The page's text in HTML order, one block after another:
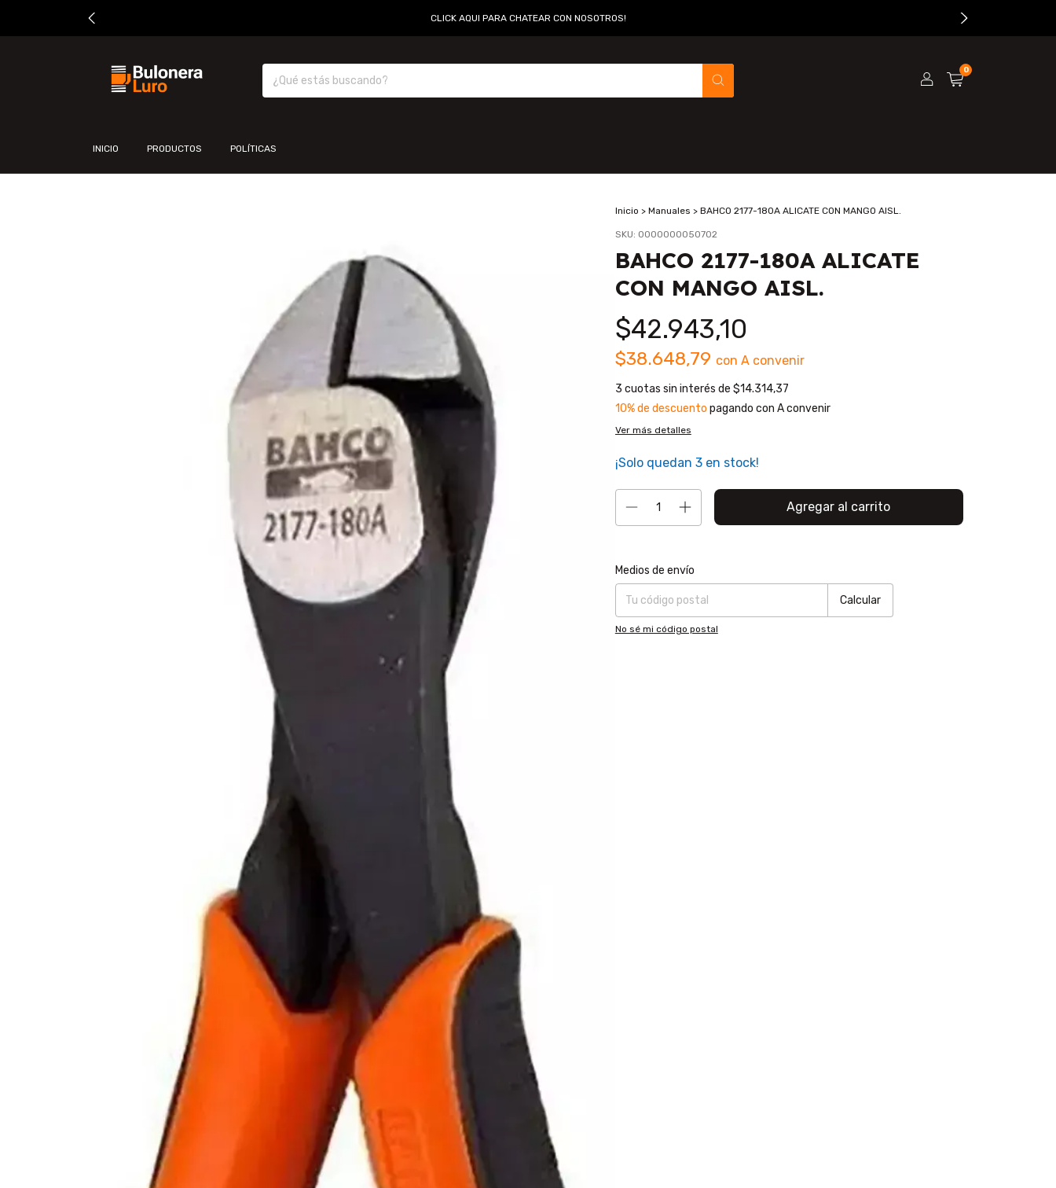
CLICK AQUI PARA CHATEAR CON NOSOTROS!
0
INICIO PRODUCTOS POLÍTICAS
Inicio > Manuales > BAHCO 2177-180A ALICATE CON MANGO AISL.
SKU: 0000000050702
BAHCO 2177-180A ALICATE
CON MANGO AISL.
$42.943,10
$38.648,79 con A convenir
3 cuotas sin interés de $14.314,37
10% de descuento pagando con A convenir
Ver más detalles
¡Solo quedan 3en stock!
Entregas para el CP:
Medios de envío
Calcular
No sé mi código postal